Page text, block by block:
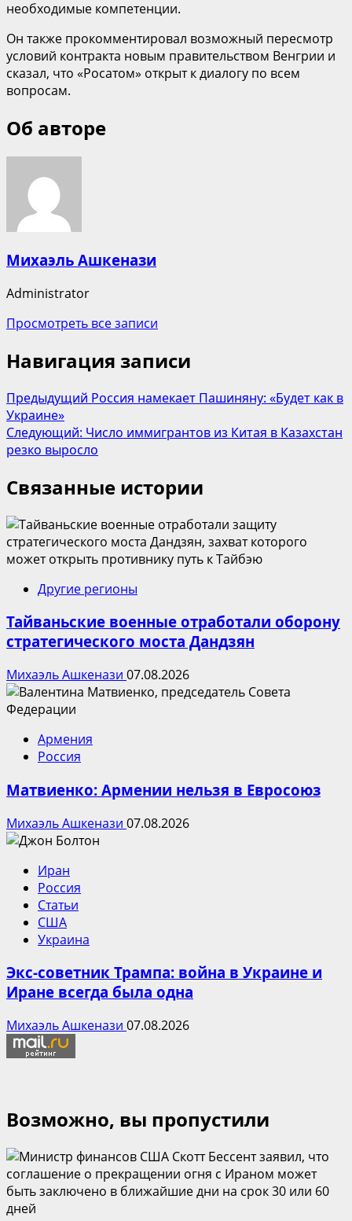
необходимые компетенции.
Он также прокомментировал возможный пересмотр
условий контракта новым правительством Венгрии и
сказал, что «Росатом» открыт к диалогу по всем
вопросам.
Об авторе
Михаэль Ашкенази
Administrator
Просмотреть все записи
Навигация записи
Предыдущий Россия намекает Пашиняну: «Будет как в
Украине»
Следующий: Число иммигрантов из Китая в Казахстан
резко выросло
Связанные истории
Другие регионы
Тайваньские военные отработали оборону
стратегического моста Дандзян
Михаэль Ашкенази 07.08.2026
Армения
Россия
Матвиенко: Армении нельзя в Евросоюз
Михаэль Ашкенази 07.08.2026
Иран
Россия
Статьи
США
Украина
Экс-советник Трампа: война в Украине и
Иране всегда была одна
Михаэль Ашкенази 07.08.2026
Возможно, вы пропустили